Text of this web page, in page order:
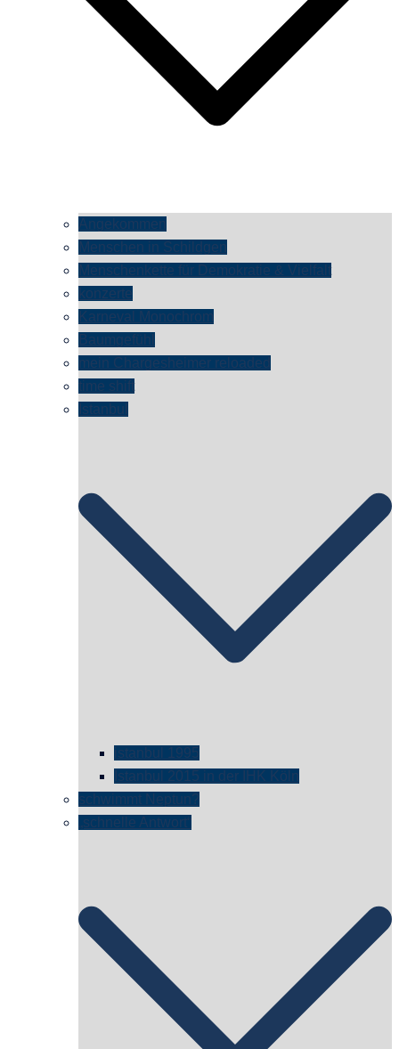
Angekommen
Menschen in Schildgen
Menschenkette für Demokratie & Vielfalt
konzerte
Karneval Monochrom
Baumgefühl
mein Chargesheimer reloaded
time shift
Istanbul
istanbul 1995
Istanbul 2015 in der IHK Köln
schwimmt Neptun?
„schnelle Antwort“